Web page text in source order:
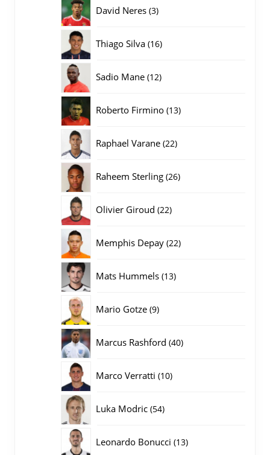
David Neres 33
Thiago Silva 1616
Sadio Mane 1212
Roberto Firmino 1313
Raphael Varane 2222
Raheem Sterling 2626
Olivier Giroud 2222
Memphis Depay 2222
Mats Hummels 1313
Mario Gotze 99
Marcus Rashford 4040
Marco Verratti 1010
Luka Modric 5454
Leonardo Bonucci 1313